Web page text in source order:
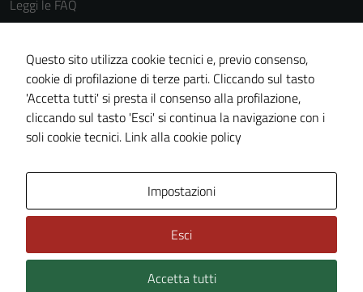
Leggi le FAQ
Segnalazione disservizio
Richiesta assistenza
Amministrazione trasparente
Informativa privacy
Dichiarazione di accessibilità
Piano di miglioramento del sito
Questo sito utilizza cookie tecnici e, previo consenso,
cookie di profilazione di terze parti. Cliccando sul tasto
'Accetta tutti' si presta il consenso alla profilazione,
cliccando sul tasto 'Esci' si continua la navigazione con i
soli cookie tecnici. Link alla cookie policy
Impostazioni
Esci
Accetta tutti
Tecnici
per il
funzionamento
possono
essere